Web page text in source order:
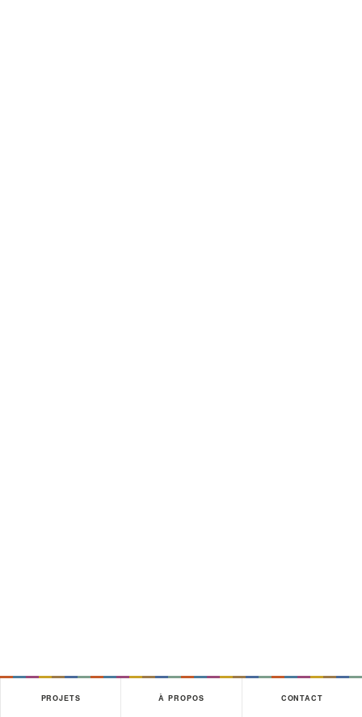
PROJETS À PROPOS CONTACT